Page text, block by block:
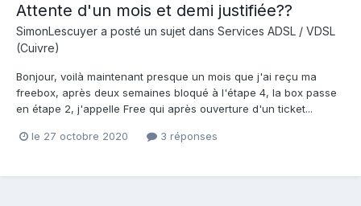
Attente d'un mois et demi justifiée??
SimonLescuyer a posté un sujet dans Services ADSL / VDSL
(Cuivre)
Bonjour, voilà maintenant presque un mois que j'ai reçu ma
freebox, après deux semaines bloqué à l'étape 4, la box passe
en étape 2, j'appelle Free qui après ouverture d'un ticket...
le 27 octobre 2020 3 réponses